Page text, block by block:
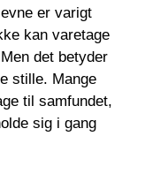
er varigt
kan varetage
det betyder
stille. Mange
til samfundet,
sig i gang